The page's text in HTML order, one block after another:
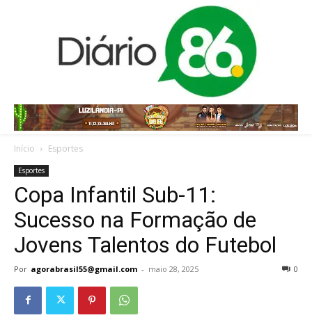
Início Esportes
Esportes
Copa Infantil Sub-11:
Sucesso na Formação de
Jovens Talentos do Futebol
Por agorabrasil55@gmail.com - maio 28, 2025 0